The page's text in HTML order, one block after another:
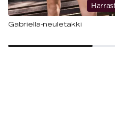
Gabriella-neuletakki